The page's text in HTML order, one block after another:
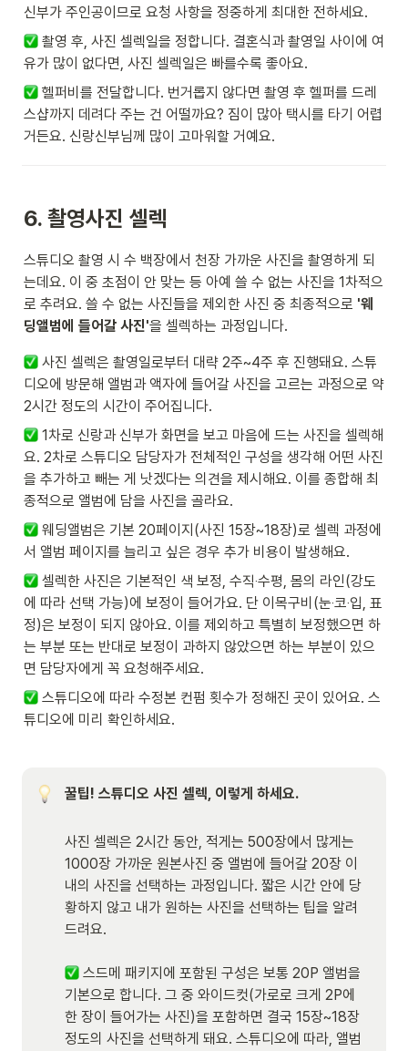
신부가 주인공이므로 요청 사항을 정중하게 최대한 전하세요.
촬영 후, 사진 셀렉일을 정합니다. 결혼식과 촬영일 사이에 여
유가 많이 없다면, 사진 셀렉일은 빠를수록 좋아요.
헬퍼비를 전달합니다. 번거롭지 않다면 촬영 후 헬퍼를 드레
스샵까지 데려다 주는 건 어떨까요? 짐이 많아 택시를 타기 어렵
거든요. 신랑신부님께 많이 고마워할 거예요.
6. 촬영사진 셀렉
스튜디오 촬영 시 수 백장에서 천장 가까운 사진을 촬영하게 되
는데요. 이 중 초점이 안 맞는 등 아예 쓸 수 없는 사진을 1차적으
로 추려요. 쓸 수 없는 사진들을 제외한 사진 중 최종적으로 '웨
딩앨범에 들어갈 사진'을 셀렉하는 과정입니다.
사진 셀렉은 촬영일로부터 대략 2주~4주 후 진행돼요. 스튜
디오에 방문해 앨범과 액자에 들어갈 사진을 고르는 과정으로 약
2시간 정도의 시간이 주어집니다.
1차로 신랑과 신부가 화면을 보고 마음에 드는 사진을 셀렉해
요. 2차로 스튜디오 담당자가 전체적인 구성을 생각해 어떤 사진
을 추가하고 빼는 게 낫겠다는 의견을 제시해요. 이를 종합해 최
종적으로 앨범에 담을 사진을 골라요.
웨딩앨범은 기본 20페이지(사진 15장~18장)로 셀렉 과정에
서 앨범 페이지를 늘리고 싶은 경우 추가 비용이 발생해요.
셀렉한 사진은 기본적인 색 보정, 수직‧수평, 몸의 라인(강도
에 따라 선택 가능)에 보정이 들어가요. 단 이목구비(눈‧코‧입, 표
정)은 보정이 되지 않아요. 이를 제외하고 특별히 보정했으면 하
는 부분 또는 반대로 보정이 과하지 않았으면 하는 부분이 있으
면 담당자에게 꼭 요청해주세요.
스튜디오에 따라 수정본 컨펌 횟수가 정해진 곳이 있어요. 스
튜디오에 미리 확인하세요.
꿀팁! 스튜디오 사진 셀렉, 이렇게 하세요.
사진 셀렉은 2시간 동안, 적게는 500장에서 많게는
1000장 가까운 원본사진 중 앨범에 들어갈 20장 이
내의 사진을 선택하는 과정입니다. 짧은 시간 안에 당
황하지 않고 내가 원하는 사진을 선택하는 팁을 알려
드려요.
스드메 패키지에 포함된 구성은 보통 20P 앨범을
기본으로 합니다. 그 중 와이드컷(가로로 크게 2P에
한 장이 들어가는 사진)을 포함하면 결국 15장~18장
정도의 사진을 선택하게 돼요. 스튜디오에 따라, 앨범